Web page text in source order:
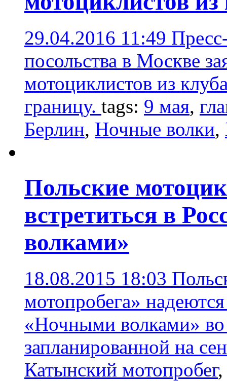
29.04.2016 11:49
посольства в Москве
мотоциклистов из
границу. tags: 9 мая,
Берлин, Ночные волки,
Польские
встретиться в
волками»
18.08.2015 18:03
мотопробега»
«Ночными волками» во
запланированной на
Катынский мотопробег